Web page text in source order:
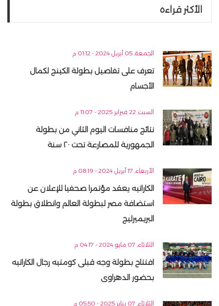
الأكثر قراءه
الجمعة, 05 أبريل 2024 - 01:12 م
تعرف على تفاصيل بطولة الكينج لكمال
الأجسام
السبت, 22 فبراير 2025 - 11:07 م
نتائج منافسات اليوم الثاني من بطولة
الجمهورية للمصارعة تحت ٢٠ سنة
الأربعاء, 17 أبريل 2024 - 08:19 م
الكاراتيه يعقد مؤتمرا صحفيا للإعلان عن
استضافة مصر لبطولة العالم وانطلاق بطولة
البريميرليج
الثلاثاء, 07 مايو 2024 - 04:17 م
افتتاح بطولة وجه قبلى كومتيه رجال الكاراتيه
بحضور الدهراوى
الثلاثاء, 07 يناير 2025 - 05:50 م